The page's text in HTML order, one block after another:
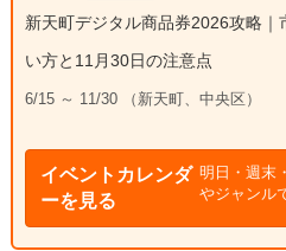
新天町デジタル商品券2026攻略
い方と11月30日の注意点
6/15 ～ 11/30 （新天町、中央区）
イベントカレンダ
ーを見る
明日・週末
やジャンル